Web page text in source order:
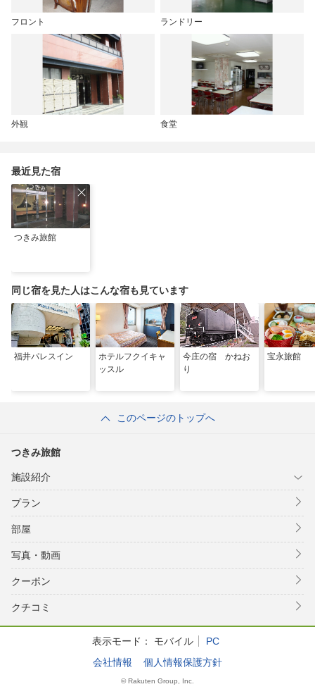
フロント ランドリー
外観 食堂
最近見た宿
つきみ旅館
同じ宿を見た人はこんな宿も見ています
福井パレスイン
ホテルフクイキャ
ッスル
今庄の宿 かねお
り
宝永旅館
このページのトップへ
つきみ旅館
施設紹介
プラン
部屋
写真・動画
クーポン
クチコミ
表示モード： モバイル
PC
会社情報
個人情報保護方針
© Rakuten Group, Inc.